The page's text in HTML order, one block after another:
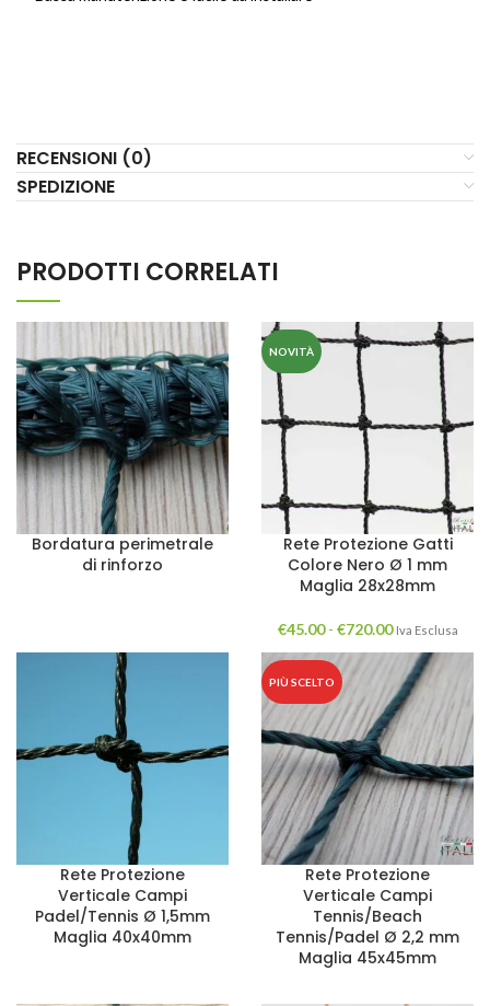
RECENSIONI (0)
SPEDIZIONE
PRODOTTI CORRELATI
Bordatura perimetrale
di rinforzo
NOVITÀ
Rete Protezione Gatti
Colore Nero Ø 1 mm
Maglia 28x28mm
€45.00 - €720.00 Iva Esclusa
Rete Protezione
Verticale Campi
Padel/Tennis Ø 1,5mm
Maglia 40x40mm
PIÙ SCELTO
Rete Protezione
Verticale Campi
Tennis/Beach
Tennis/Padel Ø 2,2 mm
Maglia 45x45mm